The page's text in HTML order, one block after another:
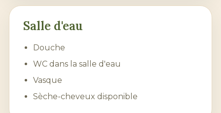
Salle d'eau
Douche
WC dans la salle d'eau
Vasque
Sèche-cheveux disponible